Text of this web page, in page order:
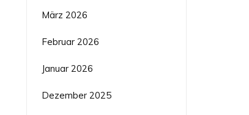
März 2026
Februar 2026
Januar 2026
Dezember 2025